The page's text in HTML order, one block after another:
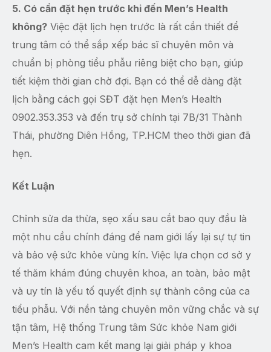
5. Có cần đặt hẹn trước khi đến Men’s Health
không? Việc đặt lịch hẹn trước là rất cần thiết để
trung tâm có thể sắp xếp bác sĩ chuyên môn và
chuẩn bị phòng tiểu phẫu riêng biệt cho bạn, giúp
tiết kiệm thời gian chờ đợi. Bạn có thể dễ dàng đặt
lịch bằng cách gọi SĐT đặt hẹn Men’s Health
0902.353.353 và đến trụ sở chính tại 7B/31 Thành
Thái, phường Diên Hồng, TP.HCM theo thời gian đã
hẹn.
Kết Luận
Chỉnh sửa da thừa, sẹo xấu sau cắt bao quy đầu là
một nhu cầu chính đáng để nam giới lấy lại sự tự tin
và bảo vệ sức khỏe vùng kín. Việc lựa chọn cơ sở y
tế thăm khám đúng chuyên khoa, an toàn, bảo mật
và uy tín là yếu tố quyết định sự thành công của ca
tiểu phẫu. Với nền tảng chuyên môn vững chắc và sự
tận tâm, Hệ thống Trung tâm Sức khỏe Nam giới
Men’s Health cam kết mang lại giải pháp y khoa